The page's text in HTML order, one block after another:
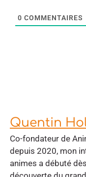
0 COMMENTAIRES
Quentin
Co-fondateur de
depuis 2020, mon
animes a débuté